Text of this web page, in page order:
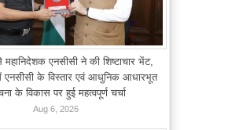
एनसीसी ने की शिष्टाचार भेंट,
एनसीसी के विस्तार एवं आधुनिक आधारभूत
के विकास पर हुई महत्वपूर्ण चर्चा
Aug 6, 2026